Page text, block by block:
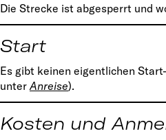
Die Strecke ist abgesperrt und
Start
Es gibt keinen eigentlichen
unter Anreise).
Kosten und